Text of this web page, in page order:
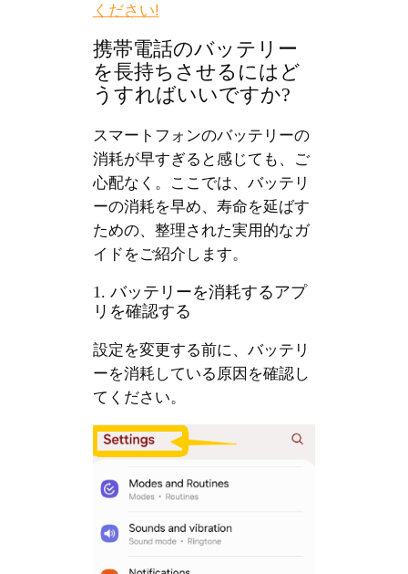
ください!
携帯電話のバッテリー
を長持ちさせるにはど
うすればいいですか?
スマートフォンのバッテリーの
消耗が早すぎると感じても、ご
心配なく。ここでは、バッテリ
ーの消耗を早め、寿命を延ばす
ための、整理された実用的なガ
イドをご紹介します。
1. バッテリーを消耗するアプ
リを確認する
設定を変更する前に、バッテリ
ーを消耗している原因を確認し
てください。